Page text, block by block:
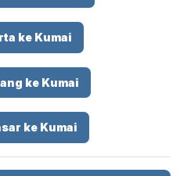
ke Kumai
ke Kumai
ke Kumai